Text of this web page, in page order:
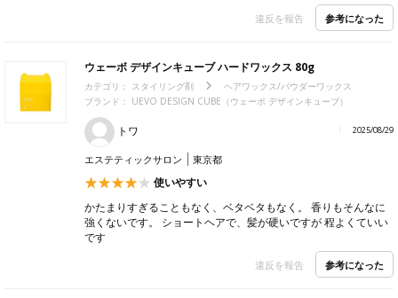
違反を報告 参考になった
ウェーボ デザインキューブ ハードワックス 80g
カテゴリ： スタイリング剤
ヘアワックス/パウダーワックス
ブランド： UEVO DESIGN CUBE（ウェーボ デザインキューブ）
トワ 2025/08/29
エステティックサロン 東京都
使いやすい
かたまりすぎることもなく、ベタベタもなく。 香りもそんなに
強くないです。 ショートヘアで、髪が硬いですが 程よくていい
です
違反を報告 参考になった